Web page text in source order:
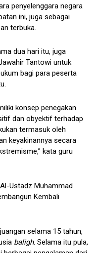
penyelenggara negara
ini, juga sebagai
terbuka.
dua hari itu, juga
Tantowi untuk
bagi para peserta
konsep penegakan
dan obyektif terhadap
termasuk oleh
keyakinannya secara
kata guru
Ustadz Muhammad
Kembali
selama 15 tahun,
baligh. Selama itu pula,